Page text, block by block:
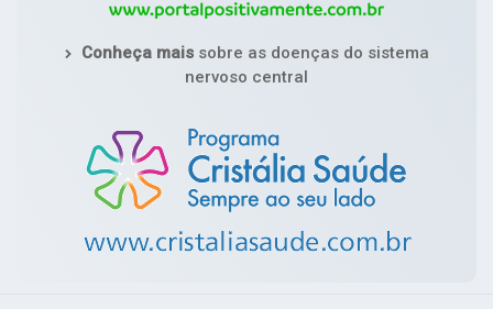
Conheça maissobre as doenças do sistema
nervoso central